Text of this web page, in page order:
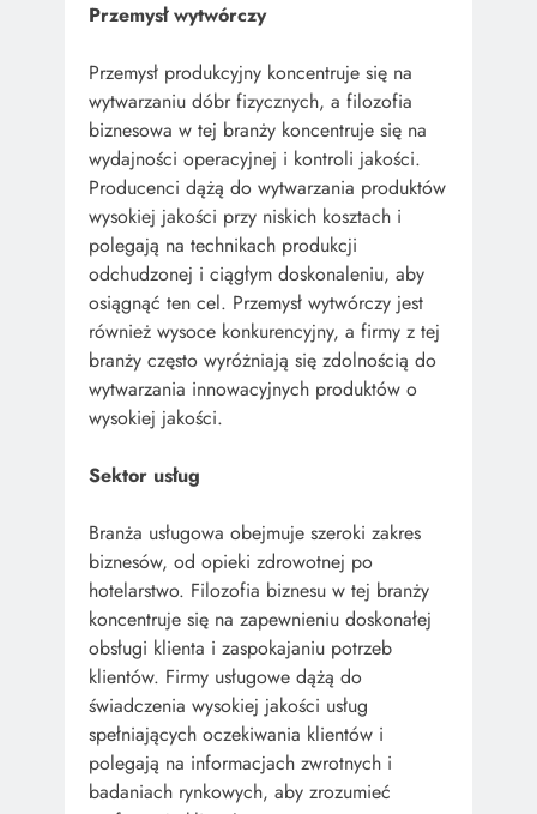
Przemysł wytwórczy
Przemysł produkcyjny koncentruje się na
wytwarzaniu dóbr fizycznych, a filozofia
biznesowa w tej branży koncentruje się na
wydajności operacyjnej i kontroli jakości.
Producenci dążą do wytwarzania produktów
wysokiej jakości przy niskich kosztach i
polegają na technikach produkcji
odchudzonej i ciągłym doskonaleniu, aby
osiągnąć ten cel. Przemysł wytwórczy jest
również wysoce konkurencyjny, a firmy z tej
branży często wyróżniają się zdolnością do
wytwarzania innowacyjnych produktów o
wysokiej jakości.
Sektor usług
Branża usługowa obejmuje szeroki zakres
biznesów, od opieki zdrowotnej po
hotelarstwo. Filozofia biznesu w tej branży
koncentruje się na zapewnieniu doskonałej
obsługi klienta i zaspokajaniu potrzeb
klientów. Firmy usługowe dążą do
świadczenia wysokiej jakości usług
spełniających oczekiwania klientów i
polegają na informacjach zwrotnych i
badaniach rynkowych, aby zrozumieć